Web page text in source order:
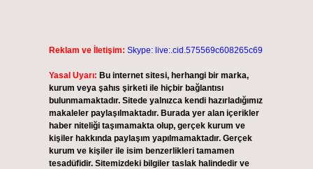
Reklam ve İletişim: Skype: live:.cid.575569c608265c69
Yasal Uyarı: Bu internet sitesi, herhangi bir marka,
kurum veya şahıs şirketi ile hiçbir bağlantısı
bulunmamaktadır. Sitede yalnızca kendi hazırladığımız
makaleler paylaşılmaktadır. Burada yer alan içerikler
haber niteliği taşımamakta olup, gerçek kurum ve
kişiler hakkında paylaşım yapılmamaktadır. Gerçek
kurum ve kişiler ile isim benzerlikleri tamamen
tesadüfidir. Sitemizdeki bilgiler taslak halindedir ve